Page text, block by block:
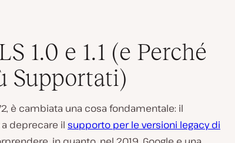
1.0 e 1.1 (e Perché
Supportati)
è cambiata una cosa fondamentale: il
deprecare il supporto per le versioni legacy di